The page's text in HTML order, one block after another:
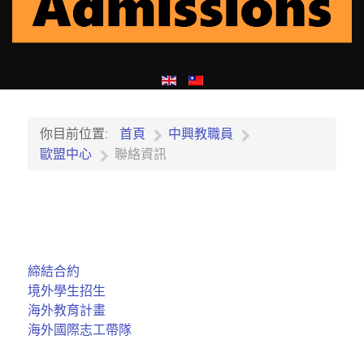
你目前位置: 首頁
中興教職員
歐盟中心
聯絡資訊
締結合約
境外學生招生
海外教育計畫
海外國際志工帶隊